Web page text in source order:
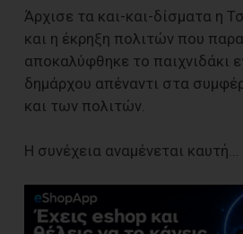
Άρχισε τα και-και-δίσματα η
και η έκρηξη πολιτών που
αποκαλύφθηκε το παιχνιδάκι
δημάρχου απέναντι στα
και των πολιτών.
Η συνέχεια αναμένεται καυτή...